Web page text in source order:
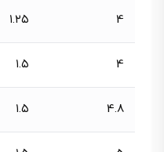
4 ۱.۲۵
4 ۱.۵
4.8 ۱.۵